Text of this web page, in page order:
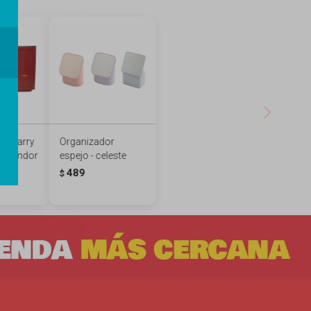
Harry
Organizador
espejo - celeste
$ 489